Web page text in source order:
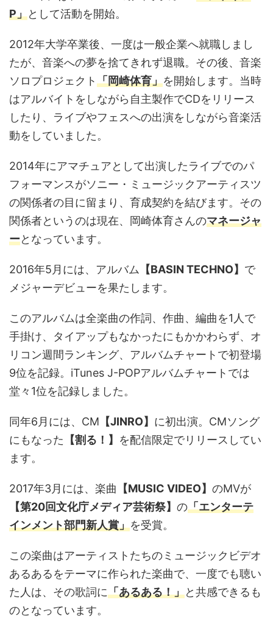
P」として活動を開始。
2012年大学卒業後、一度は一般企業へ就職しまし
たが、音楽への夢を捨てきれず退職。その後、音楽
ソロプロジェクト「岡崎体育」を開始します。当時
はアルバイトをしながら自主製作でCDをリリース
したり、ライブやフェスへの出演をしながら音楽活
動をしていました。
2014年にアマチュアとして出演したライブでのパ
フォーマンスがソニー・ミュージックアーティスツ
の関係者の目に留まり、育成契約を結びます。その
関係者というのは現在、岡崎体育さんのマネージャ
ーとなっています。
2016年5月には、アルバム 【BASIN TECHNO】 で
メジャーデビューを果たします。
このアルバムは全楽曲の作詞、作曲、編曲を1人で
手掛け、タイアップもなかったにもかかわらず、オ
リコン週間ランキング、アルバムチャートで初登場
9位を記録。iTunes J-POPアルバムチャートでは
堂々1位を記録しました。
同年6月には、CM 【JINRO】 に初出演。CMソング
にもなった 【割る！】 を配信限定でリリースしてい
ます。
2017年3月には、楽曲 【MUSIC VIDEO】 のMVが
【第20回文化庁メディア芸術祭】 の「エンターテ
インメント部門新人賞」を受賞。
この楽曲はアーティストたちのミュージックビデオ
あるあるをテーマに作られた楽曲で、一度でも聴い
た人は、その歌詞に「あるある！」と共感できるも
のとなっています。